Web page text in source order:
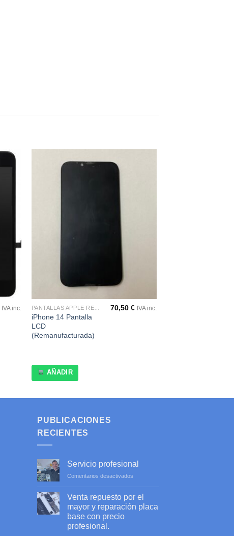
IVA inc.
iPhone 14 Pantalla
LCD
(Remanufacturada)
70,50€ IVA inc.
AÑADIR
PUBLICACIONES
RECIENTES
Servicio profesional
Comentarios desactivados
profesional
Venta repuesto por el
mayor y reparación placa
base con precio
profesional.